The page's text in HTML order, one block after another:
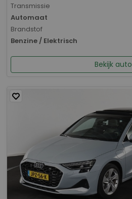
Transmissie
Automaat
Brandstof
Benzine / Elektrisch
Bekijk auto